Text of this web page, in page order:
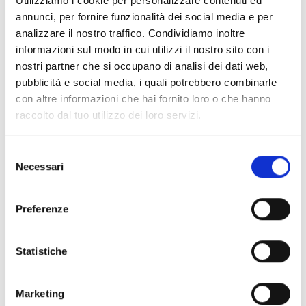
annunci, per fornire funzionalità dei social media e per
analizzare il nostro traffico. Condividiamo inoltre
informazioni sul modo in cui utilizzi il nostro sito con i
nostri partner che si occupano di analisi dei dati web,
pubblicità e social media, i quali potrebbero combinarle
con altre informazioni che hai fornito loro o che hanno
raccolto dal tuo utilizzo dei loro servizi.
delNecessari
Preferenze
Statistiche
Marketing